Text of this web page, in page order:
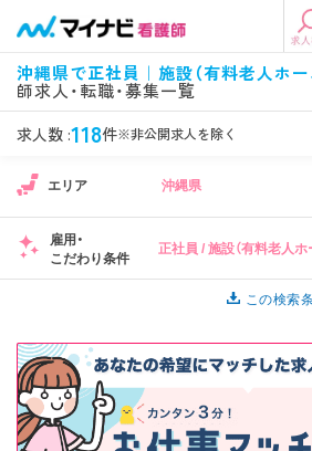
沖縄県で正社員｜施設（有料老人ホー
師求人・転職・募集一覧
求人数 :118件※非公開求人を除く
エリアから探す
エリアから探す
関東
東海 関西
九州・沖縄
希望の求人条件を選択
条件項目の選択に戻
資格
施設形態 1
病院、クリニック・診療所など
担当業
病棟、外
美容外科、
循環器内科など
未経験歓迎
土日祝休
年収
年収500万円以上など 正社員、
エリア 沖縄県
雇用・
こだわり条件
正社員 / 施設（有料老人ホ
この検索